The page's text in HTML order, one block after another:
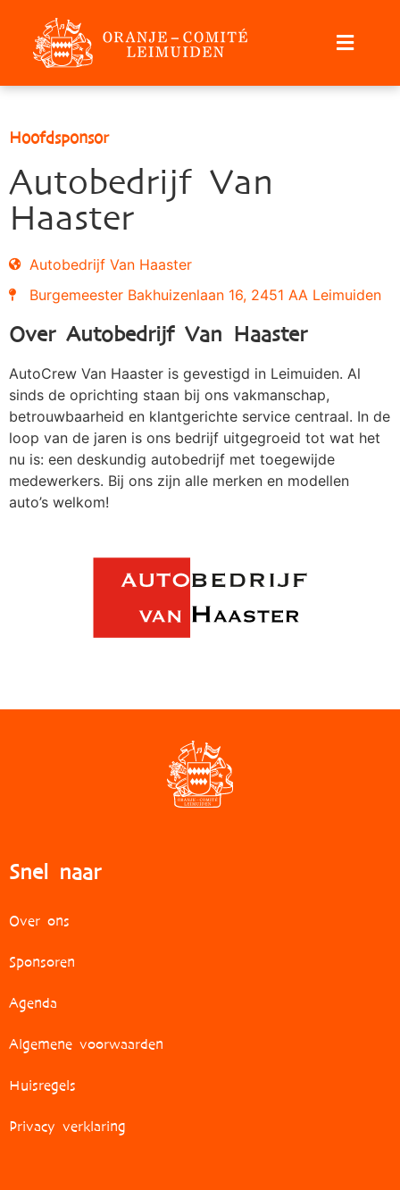
Hoofdsponsor
Autobedrijf Van
Haaster
Autobedrijf Van Haaster
Burgemeester Bakhuizenlaan 16, 2451 AA Leimuiden
Over Autobedrijf Van Haaster
AutoCrew Van Haaster is gevestigd in Leimuiden. Al
sinds de oprichting staan bij ons vakmanschap,
betrouwbaarheid en klantgerichte service centraal. In de
loop van de jaren is ons bedrijf uitgegroeid tot wat het
nu is: een deskundig autobedrijf met toegewijde
medewerkers. Bij ons zijn alle merken en modellen
auto’s welkom!
Snel naar
Over ons
Sponsoren
Agenda
Algemene voorwaarden
Huisregels
Privacy verklaring